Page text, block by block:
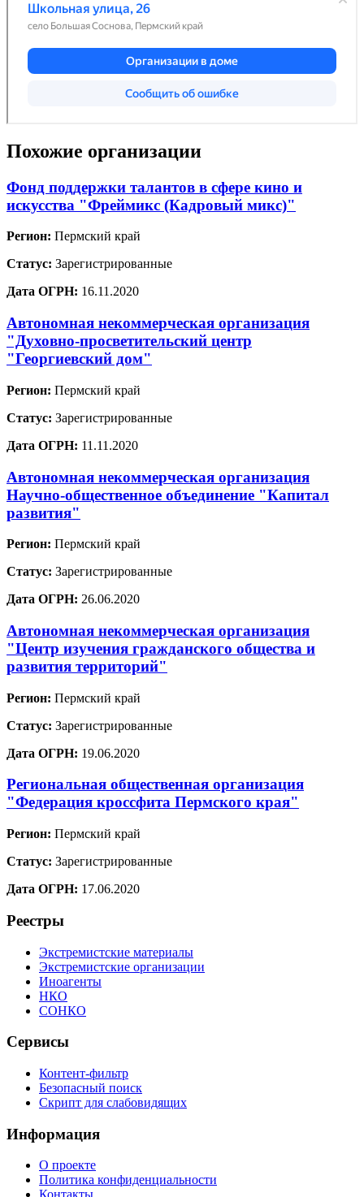
Похожие организации
Фонд поддержки талантов в сфере кино и
искусства "Фреймикс (Кадровый микс)"
Регион: Пермский край
Статус: Зарегистрированные
Дата ОГРН: 16.11.2020
Автономная некоммерческая организация
"Духовно-просветительский центр
"Георгиевский дом"
Регион: Пермский край
Статус: Зарегистрированные
Дата ОГРН: 11.11.2020
Автономная некоммерческая организация
Научно-общественное объединение "Капитал
развития"
Регион: Пермский край
Статус: Зарегистрированные
Дата ОГРН: 26.06.2020
Автономная некоммерческая организация
"Центр изучения гражданского общества и
развития территорий"
Регион: Пермский край
Статус: Зарегистрированные
Дата ОГРН: 19.06.2020
Региональная общественная организация
"Федерация кроссфита Пермского края"
Регион: Пермский край
Статус: Зарегистрированные
Дата ОГРН: 17.06.2020
Реестры
Экстремистские материалы
Экстремистские организации
Иноагенты
НКО
СОНКО
Сервисы
Контент-фильтр
Безопасный поиск
Скрипт для слабовидящих
Информация
О проекте
Политика конфиденциальности